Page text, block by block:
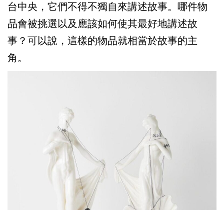
台中央，它們不得不獨自來講述故事。哪件物
品會被挑選以及應該如何使其最好地講述故
事？可以說，這樣的物品就相當於故事的主
角。